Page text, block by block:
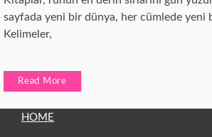
sayfada yeni bir dünya, her cümlede yeni
Kelimeler,
Read More
HOME